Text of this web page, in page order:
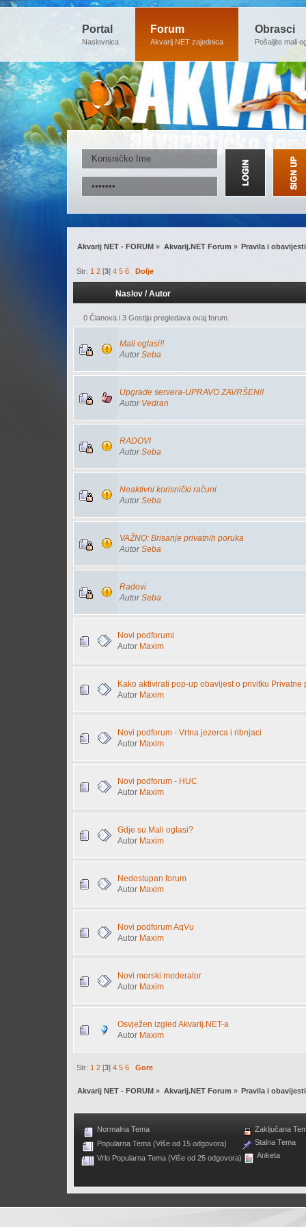
Portal
Naslovnica
Forum
Akvarij.NET zajednica
Obrasci
Pošaljite mali
Akvarij NET - FORUM » Akvarij.NET Forum » Pravila i obavijesti
Str:1 2 [3]4 5 6 Dolje
Naslov /Autor
0 Članova i 3 Gostiju pregledava ovaj forum.
Mali oglasi!!
AutorSeba
Upgrade servera-UPRAVO ZAVRŠEN!!
Autor Vedran
RADOVI
AutorSeba
Neaktivni korisnički računi
AutorSeba
VAŽNO: Brisanje privatnih poruka
AutorSeba
Radovi
AutorSeba
Novi podforumi
Autor Maxim
Kako aktivirati pop-up obavijest o privitku Privatne
Autor Maxim
Novi podforum - Vrtna jezerca i ribnjaci
Autor Maxim
Novi podforum - HUC
Autor Maxim
Gdje su Mali oglasi?
Autor Maxim
Nedostupan forum
Autor Maxim
Novi podforum AqVu
Autor Maxim
Novi morski moderator
Autor Maxim
Osvježen izgled Akvarij.NET-a
Autor Maxim
Str: 1 2 [3]4 5 6 Gore
Akvarij NET - FORUM » Akvarij.NET Forum » Pravila i obavijesti
Normalna Tema
Popularna Tema (Više od 15 odgovora)
Vrlo Popularna Tema (Više od 25 odgovora)
Zaključana
Stalna Tema
Anketa